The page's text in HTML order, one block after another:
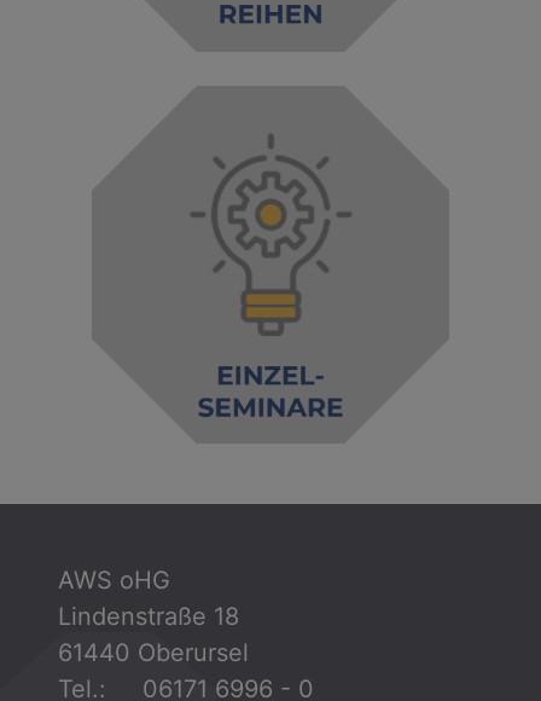
AWS oHG
Lindenstraße 18
61440 Oberursel
Tel.: 06171 6996 - 0